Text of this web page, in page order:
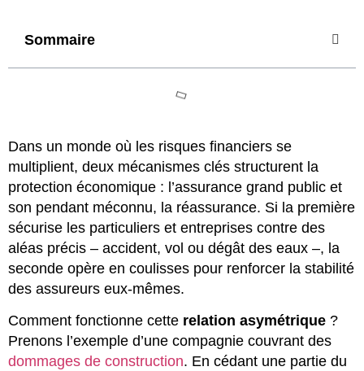
Sommaire
Dans un monde où les risques financiers se
multiplient, deux mécanismes clés structurent la
protection économique : l’assurance grand public et
son pendant méconnu, la réassurance. Si la première
sécurise les particuliers et entreprises contre des
aléas précis – accident, vol ou dégât des eaux –, la
seconde opère en coulisses pour renforcer la stabilité
des assureurs eux-mêmes.
Comment fonctionne cette relation asymétrique ?
Prenons l’exemple d’une compagnie couvrant des
dommages de construction. En cédant une partie du